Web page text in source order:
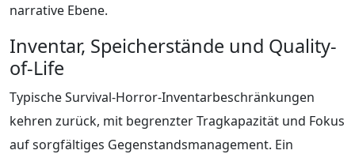
narrative Ebene.
Inventar, Speicherstände und Quality-
of-Life
Typische Survival-Horror-Inventarbeschränkungen
kehren zurück, mit begrenzter Tragkapazität und Fokus
auf sorgfältiges Gegenstandsmanagement. Ein